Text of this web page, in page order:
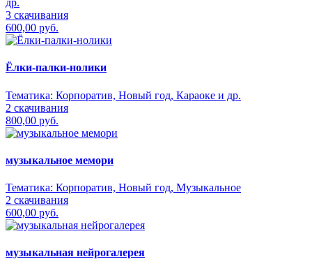
др.
3 скачивания
600,00 руб.
Ёлки-палки-нолики
Тематика: Корпоратив, Новый год, Караоке и др.
2 скачивания
800,00 руб.
музыкальное мемори
Тематика: Корпоратив, Новый год, Музыкальное
2 скачивания
600,00 руб.
музыкальная нейрогалерея